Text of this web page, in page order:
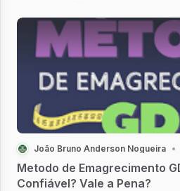
João Bruno Anderson Nogueira •
Metodo de Emagrecimento
Confiável? Vale a Pena?